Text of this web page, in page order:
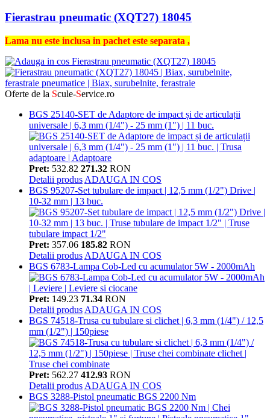
Fierastrau pneumatic (XQT27) 18045
Lama nu este inclusa in pachet este separata ,
Oferte de la Scule-Service.ro
BGS 25140-SET de Adaptore de impact și de articulații
universale | 6,3 mm (1/4") - 25 mm (1") | 11 buc.
Pret: 532.82 271.32 RON
Detalii produs ADAUGA IN COS
BGS 95207-Set tubulare de impact | 12,5 mm (1/2") Drive |
10-32 mm | 13 buc.
Pret: 357.06 185.82 RON
Detalii produs ADAUGA IN COS
BGS 6783-Lampa Cob-Led cu acumulator 5W - 2000mAh
Pret: 149.23 71.34 RON
Detalii produs ADAUGA IN COS
BGS 74518-Trusa cu tubulare si clichet | 6,3 mm (1/4") / 12,5
mm (1/2") | 150piese
Pret: 562.27 412.93 RON
Detalii produs ADAUGA IN COS
BGS 3288-Pistol pneumatic BGS 2200 Nm